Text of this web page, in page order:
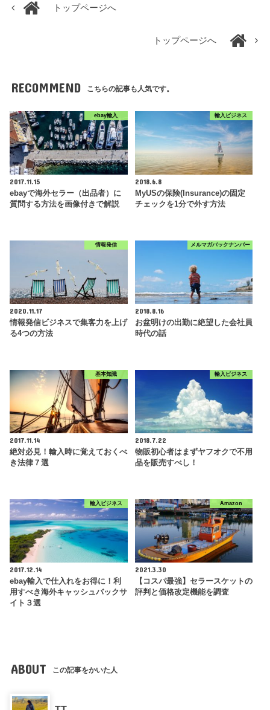
トップページへ
トップページへ
RECOMMEND こちらの記事も人気です。
ebay輸入
2017.11.15
ebayで海外セラー（出品者）に
質問する方法を画像付きで解説
輸入ビジネス
2018.6.8
MyUSの保険(Insurance)の固定
チェックを1分で外す方法
情報発信
2020.11.17
情報発信ビジネスで集客力を上げ
る4つの方法
メルマガバックナンバー
2018.8.16
お盆明けの出勤に絶望した会社員
時代の話
基本知識
2017.11.14
絶対必見！輸入時に覚えておくべ
き法律７選
輸入ビジネス
2018.7.22
物販初心者はまずヤフオクで不用
品を販売すべし！
輸入ビジネス
2017.12.14
ebay輸入で仕入れをお得に！利
用すべき海外キャッシュバックサ
イト３選
Amazon
2021.3.30
【コスパ最強】セラースケットの
評判と価格改定機能を調査
ABOUT この記事をかいた人